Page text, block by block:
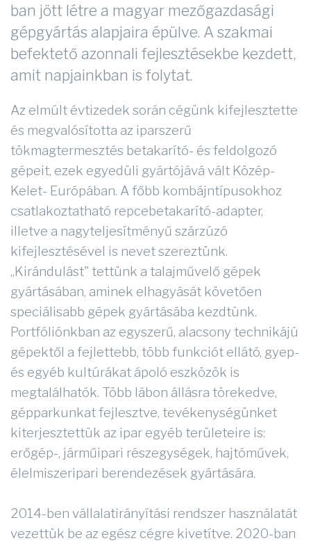
ban jött létre a magyar mezőgazdasági
gépgyártás alapjaira épülve. A szakmai
befektető azonnali fejlesztésekbe kezdett,
amit napjainkban is folytat.
Az elmúlt évtizedek során cégünk kifejlesztette
és megvalósította az iparszerű
tökmagtermesztés betakarító- és feldolgozó
gépeit, ezek egyedüli gyártójává vált Közép-
Kelet- Európában. A főbb kombájntípusokhoz
csatlakoztatható repcebetakarító-adapter,
illetve a nagyteljesítményű szárzúzó
kifejlesztésével is nevet szereztünk.
„Kirándulást" tettünk a talajművelő gépek
gyártásában, aminek elhagyását követően
speciálisabb gépek gyártásába kezdtünk.
Portfóliónkban az egyszerű, alacsony technikájú
gépektől a fejlettebb, több funkciót ellátó, gyep-
és egyéb kultúrákat ápoló eszközök is
megtalálhatók. Több lábon állásra törekedve,
gépparkunkat fejlesztve, tevékenységünket
kiterjesztettük az ipar egyéb területeire is:
erőgép-, járműipari részegységek, hajtóművek,
élelmiszeripari berendezések gyártására.
2014-ben vállalatirányítási rendszer használatát
vezettük be az egész cégre kivetítve. 2020-ban